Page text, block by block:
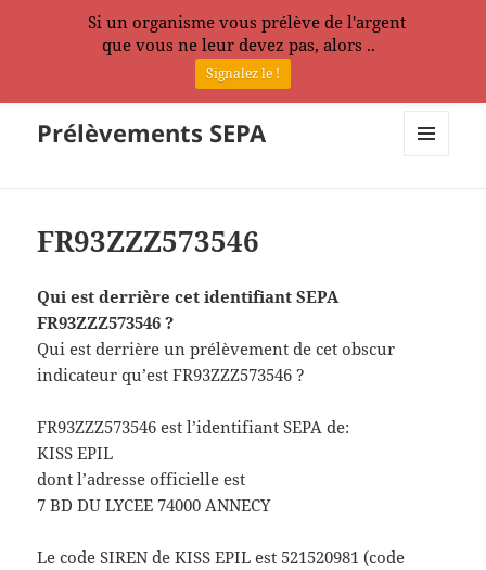
Prélèvements SEPA
FR93ZZZ573546
Qui est derrière cet identifiant SEPA
FR93ZZZ573546 ?
Qui est derrière un prélèvement de cet obscur
indicateur qu’est FR93ZZZ573546 ?
FR93ZZZ573546 est l’identifiant SEPA de:
KISS EPIL
dont l’adresse officielle est
7 BD DU LYCEE 74000 ANNECY
Le code SIREN de KISS EPIL est 521520981 (code
Si un organisme vous prélève de l'argent
que vous ne leur devez pas, alors ..
Signalez le !